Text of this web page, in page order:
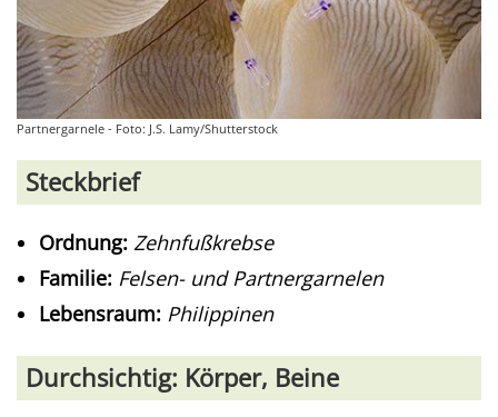
Partnergarnele - Foto: J.S. Lamy/Shutterstock
Steckbrief
Ordnung: Zehnfußkrebse
Familie: Felsen- und Partnergarnelen
Lebensraum: Philippinen
Durchsichtig: Körper, Beine